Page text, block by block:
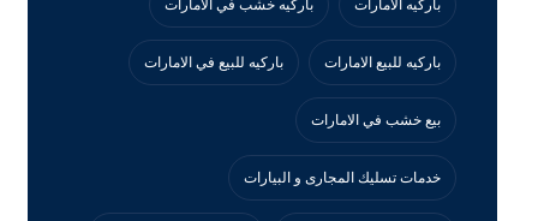
باركيه الامارات باركيه خشب في الامارات
باركيه للبيع الامارات باركيه للبيع في الامارات
بيع خشب في الامارات
خدمات تسليك المجارى و البيارات